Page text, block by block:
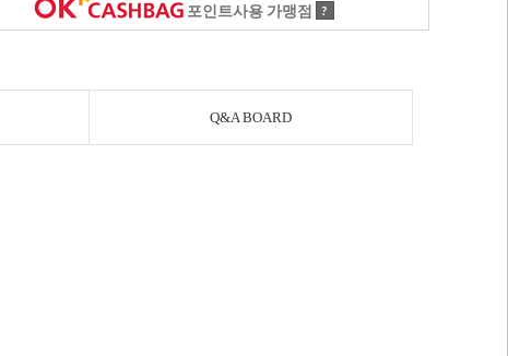
포인트사용 가맹점 ?
Q&A BOARD